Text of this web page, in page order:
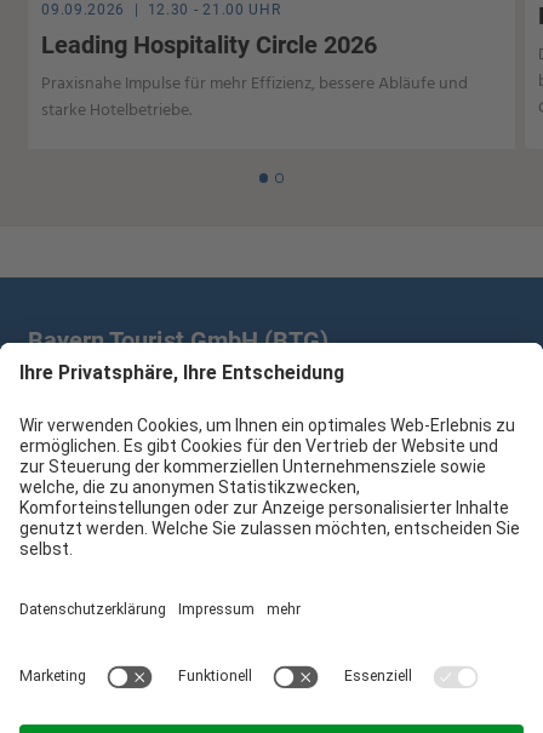
09.09.2026 | 12.30 - 21.00 UHR
Leading Hospitality Circle 2026
Praxisnahe Impulse für mehr Effizienz, bessere Abläufe und
starke Hotelbetriebe.
Bayern Tourist GmbH (BTG)
Prinz-Ludwig-Palais | Türkenstr. 7 | 80333 München
branchenpartner@btg-service.de
Bayern Tourist GmbH (BTG) Sitemap Impressum